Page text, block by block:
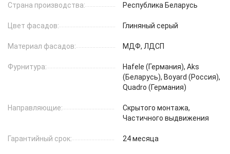
Страна производства: Республика Беларусь
Цвет фасадов: Глиняный серый
Материал фасадов: МДФ, ЛДСП
Фурнитура:
Hafеle (Германия), Aks
(Беларусь), Boyard (Россия),
Quadro (Германия)
Направляющие:
Скрытого монтажа,
Частичного выдвижения
Гарантийный срок: 24 месяца